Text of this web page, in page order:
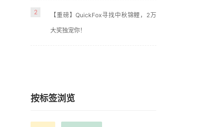
2 【重磅】QuickFox寻找中秋锦鲤，2万
大奖独宠你！
按标签浏览